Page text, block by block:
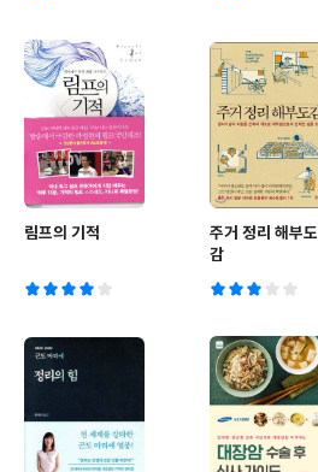
림프의 기적
주거 정리 해부도
감